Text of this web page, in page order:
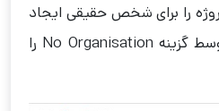
را برای شخص حقیقی ایجاد
کنید می توانید در کادر وسط گزینه No Organisation را